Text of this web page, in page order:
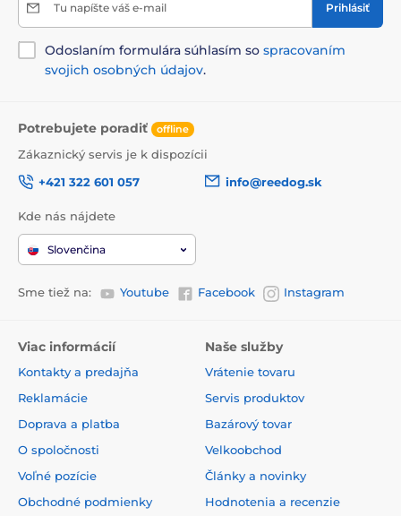
Tu napíšte váš e-mail Prihlásiť
Odoslaním formulára súhlasím so spracovaním
svojich osobných údajov.
Potrebujete poradiť offline
Zákaznický servis je k dispozícii
+421 322 601 057
info@reedog.sk
Kde nás nájdete
Slovenčina
Sme tiež na: Youtube Facebook Instagram
Viac informácií
Kontakty a predajňa
Reklamácie
Doprava a platba
O spoločnosti
Voľné pozície
Obchodné podmienky
Naše služby
Vrátenie tovaru
Servis produktov
Bazárový tovar
Velkoobchod
Články a novinky
Hodnotenia a recenzie